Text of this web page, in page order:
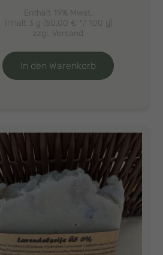
Enthält 19% Mwst.
Inhalt 3 g (50,00 € */ 100 g)
zzgl. Versand
In den Warenkorb